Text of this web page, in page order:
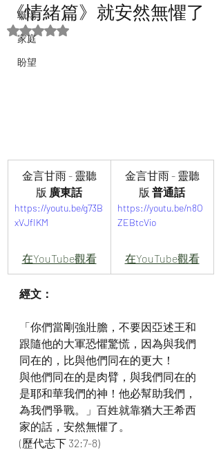
職場
家庭
盼望
《情緒篇》就安然無懼了
評等為 NaN（最高為 5 顆星）。
金言甘雨 - 靈聽
版 廣東話
https://youtu.be/g73B
xVJfIKM
在YouTube觀看
金言甘雨 - 靈聽
版 普通話
https://youtu.be/n8O
ZEBtcVio
在YouTube觀看
經文：
「你們當剛強壯膽，不要因亞述王和
跟隨他的大軍恐懼驚慌，因為與我們
同在的，比與他們同在的更大！
與他們同在的是肉臂，與我們同在的
是耶和華我們的神！他必幫助我們，
為我們爭戰。」百姓就靠猶大王希西
家的話，安然無懼了。
(歷代志下 32:7-8)